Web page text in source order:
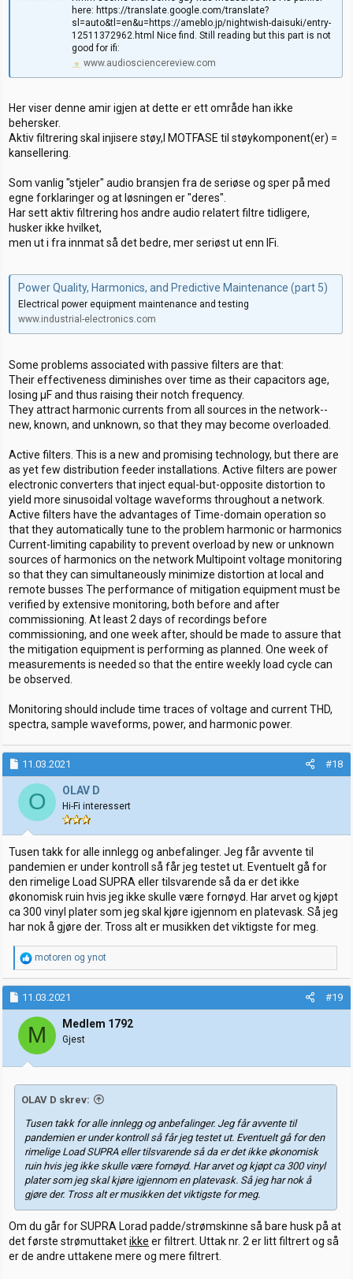
here: https://translate.google.com/translate?
sl=auto&tl=en&u=https://ameblo.jp/nightwish-daisuki/entry-
12511372962.html Nice find. Still reading but this part is not
good for ifi:
www.audiosciencereview.com
Her viser denne amir igjen at dette er ett område han ikke
behersker.
Aktiv filtrering skal injisere støy,I MOTFASE til støykomponent(er) =
kansellering.
Som vanlig "stjeler" audio bransjen fra de seriøse og sper på med
egne forklaringer og at løsningen er "deres".
Har sett aktiv filtrering hos andre audio relatert filtre tidligere,
husker ikke hvilket,
men ut i fra innmat så det bedre, mer seriøst ut enn IFi.
Power Quality, Harmonics, and Predictive Maintenance (part 5)
Electrical power equipment maintenance and testing
www.industrial-electronics.com
Some problems associated with passive filters are that:
Their effectiveness diminishes over time as their capacitors age,
losing µF and thus raising their notch frequency.
They attract harmonic currents from all sources in the network--
new, known, and unknown, so that they may become overloaded.
Active filters. This is a new and promising technology, but there are
as yet few distribution feeder installations. Active filters are power
electronic converters that inject equal-but-opposite distortion to
yield more sinusoidal voltage waveforms throughout a network.
Active filters have the advantages of Time-domain operation so
that they automatically tune to the problem harmonic or harmonics
Current-limiting capability to prevent overload by new or unknown
sources of harmonics on the network Multipoint voltage monitoring
so that they can simultaneously minimize distortion at local and
remote busses The performance of mitigation equipment must be
verified by extensive monitoring, both before and after
commissioning. At least 2 days of recordings before
commissioning, and one week after, should be made to assure that
the mitigation equipment is performing as planned. One week of
measurements is needed so that the entire weekly load cycle can
be observed.
Monitoring should include time traces of voltage and current THD,
spectra, sample waveforms, power, and harmonic power.
11.03.2021 #18
O OLAV D
Hi-Fi interessert
Tusen takk for alle innlegg og anbefalinger. Jeg får avvente til
pandemien er under kontroll så får jeg testet ut. Eventuelt gå for
den rimelige Load SUPRA eller tilsvarende så da er det ikke
økonomisk ruin hvis jeg ikke skulle være fornøyd. Har arvet og kjøpt
ca 300 vinyl plater som jeg skal kjøre igjennom en platevask. Så jeg
har nok å gjøre der. Tross alt er musikken det viktigste for meg.
R
e
a
k
j
o
n
e
r
:
motoren og ynot
11.03.2021 #19
M Medlem 1792
Gjest
OLAV D skrev:
Tusen takk for alle innlegg og anbefalinger. Jeg får avvente til
pandemien er under kontroll så får jeg testet ut. Eventuelt gå for den
rimelige Load SUPRA eller tilsvarende så da er det ikke økonomisk
ruin hvis jeg ikke skulle være fornøyd. Har arvet og kjøpt ca 300 vinyl
plater som jeg skal kjøre igjennom en platevask. Så jeg har nok å
gjøre der. Tross alt er musikken det viktigste for meg.
Om du går for SUPRA Lorad padde/strømskinne så bare husk på at
det første strømuttaketikke er filtrert. Uttak nr. 2 er litt filtrert og så
er de andre uttakene mere og mere filtrert.